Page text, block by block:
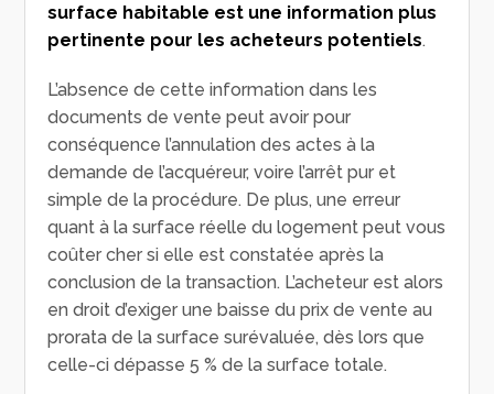
surface habitable est une information plus
pertinente pour les acheteurs potentiels.
L’absence de cette information dans les
documents de vente peut avoir pour
conséquence l’annulation des actes à la
demande de l’acquéreur, voire l’arrêt pur et
simple de la procédure. De plus, une erreur
quant à la surface réelle du logement peut vous
coûter cher si elle est constatée après la
conclusion de la transaction. L’acheteur est alors
en droit d’exiger une baisse du prix de vente au
prorata de la surface surévaluée, dès lors que
celle-ci dépasse 5 % de la surface totale.